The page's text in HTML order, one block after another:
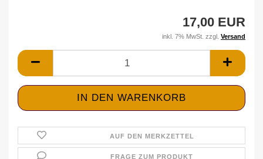
17,00 EUR
inkl. 7% MwSt. zzgl. Versand
AUF DEN MERKZETTEL
FRAGE ZUM PRODUKT